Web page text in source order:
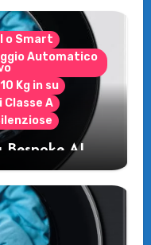
o Smart
Automatico
Kg in su
A
Bespoke AI
la lavatrice